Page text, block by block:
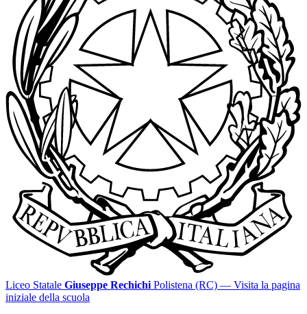
Liceo Statale Giuseppe Rechichi Polistena (RC) — Visita la pagina
iniziale della scuola